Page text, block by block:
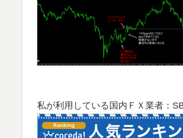
私が利用している国内ＦＸ業者：